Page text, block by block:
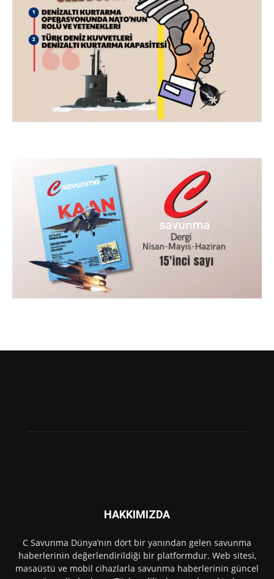
HAKKIMIZDA
C Savunma Dünya’nın dört bir yanından gelen savunma
haberlerinin değerlendirildiği bir platformdur. Web sitesi,
masaüstü ve mobil cihazlarla savunma haberlerinin güncel